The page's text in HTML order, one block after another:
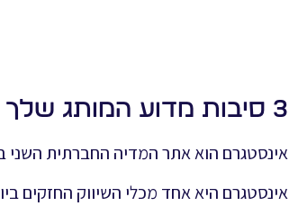
3 סיבות מדוע המותג שלך זקוק לאסטרטגיית אינסטגרם כעת
אינסטגרם הוא אתר המדיה החברתית השני בגודלו עם
אינסטגרם היא אחד מכלי השיווק החזקים